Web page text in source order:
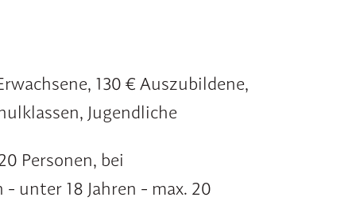
130 € Auszubildene,
Jugendliche
Personen, bei
unter 18 Jahren - max. 20